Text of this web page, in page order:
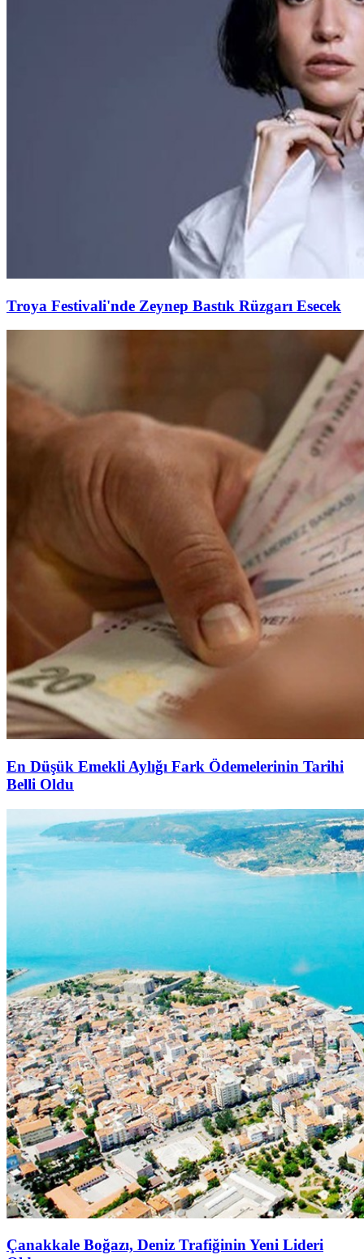
Troya Festivali'nde Zeynep Bastık Rüzgarı Esecek
En Düşük Emekli Aylığı Fark Ödemelerinin Tarihi
Belli Oldu
Çanakkale Boğazı, Deniz Trafiğinin Yeni Lideri